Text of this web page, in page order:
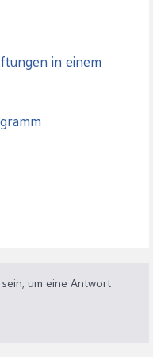
in einem
um eine Antwort